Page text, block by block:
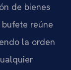
de bienes
reúne
la orden